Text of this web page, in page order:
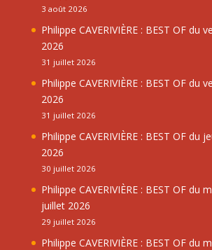
3 août 2026
Philippe CAVERIVIÈRE : BEST OF du
2026
31 juillet 2026
Philippe CAVERIVIÈRE : BEST OF du
2026
31 juillet 2026
Philippe CAVERIVIÈRE : BEST OF du
2026
30 juillet 2026
Philippe CAVERIVIÈRE : BEST OF du
juillet 2026
29 juillet 2026
Philippe CAVERIVIÈRE : BEST OF du